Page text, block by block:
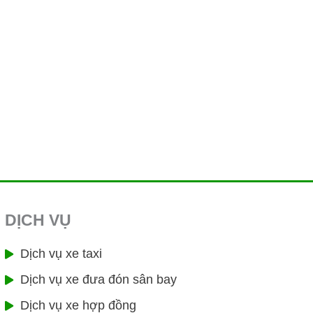
DỊCH VỤ
Dịch vụ xe taxi
Dịch vụ xe đưa đón sân bay
Dịch vụ xe hợp đồng